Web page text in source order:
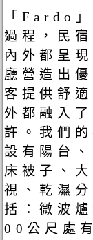
「Fardo
過程，民
內外都呈
廳營造出
客提供舒
外都融入
許。我們
設有陽台
床被子、
視、乾濕
括：微波
00公尺處